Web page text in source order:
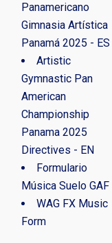
Panamericano
Gimnasia Artística
Panamá 2025 - ES
Artistic
Gymnastic Pan
American
Championship
Panama 2025
Directives - EN
Formulario
Música Suelo GAF
WAG FX Music
Form